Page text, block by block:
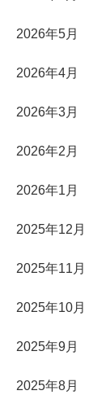
2026年5月
2026年4月
2026年3月
2026年2月
2026年1月
2025年12月
2025年11月
2025年10月
2025年9月
2025年8月